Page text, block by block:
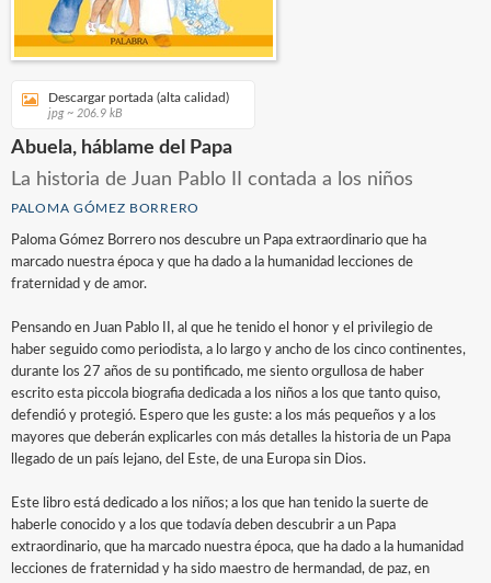
Descargar portada (alta calidad)
jpg ~ 206.9 kB
Abuela, háblame del Papa
La historia de Juan Pablo II contada a los niños
PALOMA GÓMEZ BORRERO
Paloma Gómez Borrero nos descubre un Papa extraordinario que ha
marcado nuestra época y que ha dado a la humanidad lecciones de
fraternidad y de amor.
Pensando en Juan Pablo II, al que he tenido el honor y el privilegio de
haber seguido como periodista, a lo largo y ancho de los cinco continentes,
durante los 27 años de su pontificado, me siento orgullosa de haber
escrito esta piccola biografia dedicada a los niños a los que tanto quiso,
defendió y protegió. Espero que les guste: a los más pequeños y a los
mayores que deberán explicarles con más detalles la historia de un Papa
llegado de un país lejano, del Este, de una Europa sin Dios.
Este libro está dedicado a los niños; a los que han tenido la suerte de
haberle conocido y a los que todavía deben descubrir a un Papa
extraordinario, que ha marcado nuestra época, que ha dado a la humanidad
lecciones de fraternidad y ha sido maestro de hermandad, de paz, en